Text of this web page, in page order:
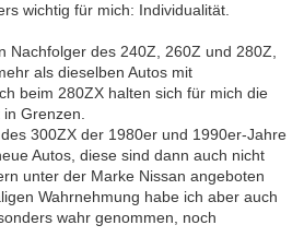
wichtig für mich: Individualität.
Nachfolger des 240Z, 260Z und 280Z,
als dieselben Autos mit
beim 280ZX halten sich für mich die
Grenzen.
300ZX der 1980er und 1990er-Jahre
Autos, diese sind dann auch nicht
unter der Marke Nissan angeboten
Wahrnehmung habe ich aber auch
wahr genommen, noch